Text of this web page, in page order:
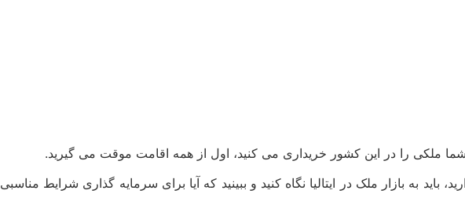
شما ملکی را در این کشور خریداری می‌ کنید، اول از همه اقامت موقت می‌ گیرید.
به بازار ملک در ایتالیا نگاه کنید و ببینید که آیا برای سرمایه‌ گذاری شرایط مناسبی